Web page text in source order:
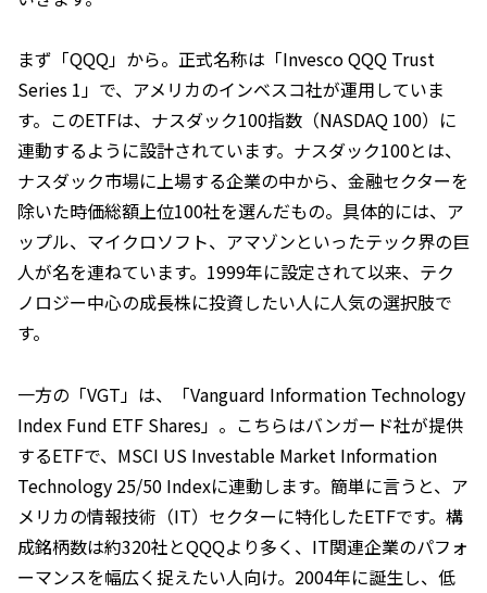
まず「QQQ」から。正式名称は「Invesco QQQ Trust
Series 1」で、アメリカのインベスコ社が運用していま
す。このETFは、ナスダック100指数（NASDAQ 100）に
連動するように設計されています。ナスダック100とは、
ナスダック市場に上場する企業の中から、金融セクターを
除いた時価総額上位100社を選んだもの。具体的には、ア
ップル、マイクロソフト、アマゾンといったテック界の巨
人が名を連ねています。1999年に設定されて以来、テク
ノロジー中心の成長株に投資したい人に人気の選択肢で
す。
一方の「VGT」は、「Vanguard Information Technology
Index Fund ETF Shares」。こちらはバンガード社が提供
するETFで、MSCI US Investable Market Information
Technology 25/50 Indexに連動します。簡単に言うと、ア
メリカの情報技術（IT）セクターに特化したETFです。構
成銘柄数は約320社とQQQより多く、IT関連企業のパフォ
ーマンスを幅広く捉えたい人向け。2004年に誕生し、低